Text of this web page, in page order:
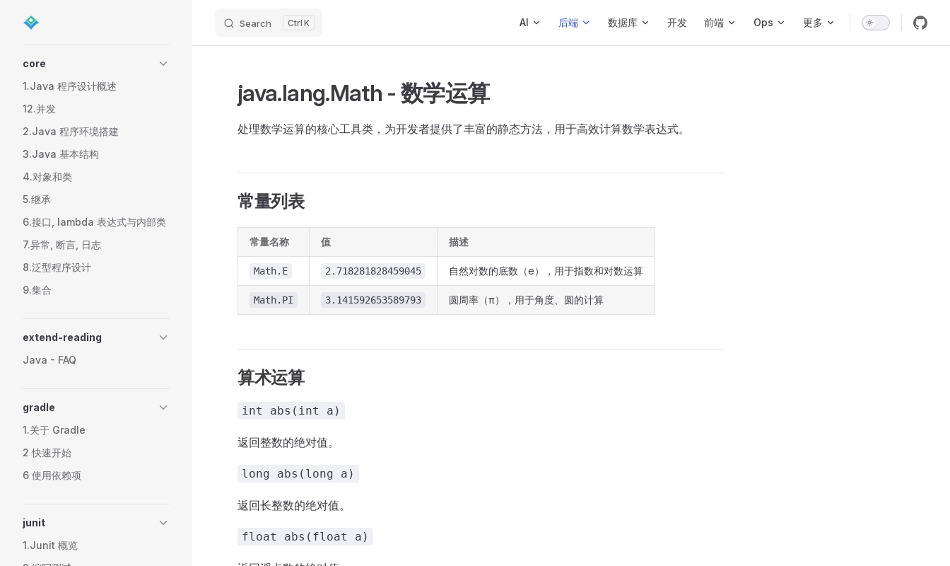
Skip to content Search K AI 后端 数据库 开发 前端 Ops 更多
core
1.Java 程序设计概述
12.并发
2.Java 程序环境搭建
3.Java 基本结构
4.对象和类
5.继承
6.接口, lambda 表达式与内部类
7.异常, 断言, 日志
8.泛型程序设计
9.集合
extend-reading
Java - FAQ
gradle
1.关于 Gradle
2 快速开始
6 使用依赖项
junit
1.Junit 概览
java.lang.Math - 数学运算
处理数学运算的核心工具类，为开发者提供了丰富的静态方法，用于高效计算数学表达式。
常量列表
常量名称 值 描述
Math.E 2.718281828459045 自然对数的底数（e），用于指数和对数运算
Math.PI 3.141592653589793 圆周率（π），用于角度、圆的计算
算术运算
int abs(int a)
返回整数的绝对值。
long abs(long a)
返回长整数的绝对值。
float abs(float a)